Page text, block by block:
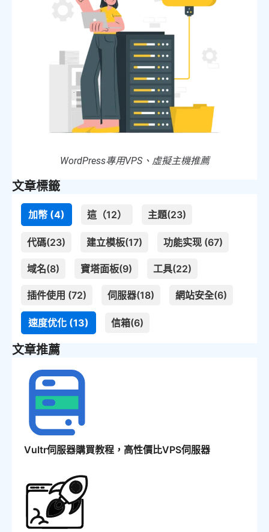
WordPress專用VPS、虛擬主機推薦
文章標籤
加幣 (4) 這（12） 主題(23)
代碼(23) 建立模板(17) 功能实现 (67)
域名(8) 寶塔面板(9) 工具(22)
插件使用 (72) 伺服器(18) 網站安全(6)
速度优化 (13) 信箱(6)
文章推薦
Vultr伺服器購買教程，高性價比VPS伺服器